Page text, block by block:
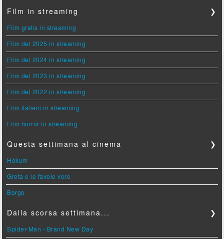
Film in streaming ❯
Film gratis in streaming
Film del 2025 in streaming
Film del 2024 in streaming
Film del 2023 in streaming
Film del 2022 in streaming
Film italiani in streaming
Film horror in streaming
Questa settimana al cinema ❯
Hokum
Greta e le favole vere
Borgo
Dalla scorsa settimana... ❯
Spider-Man - Brand New Day